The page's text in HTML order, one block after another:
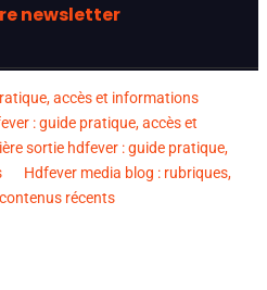
newsletter
accès et informations
: guide pratique, accès et
sortie hdfever : guide pratique,
Hdfever media blog : rubriques,
récents